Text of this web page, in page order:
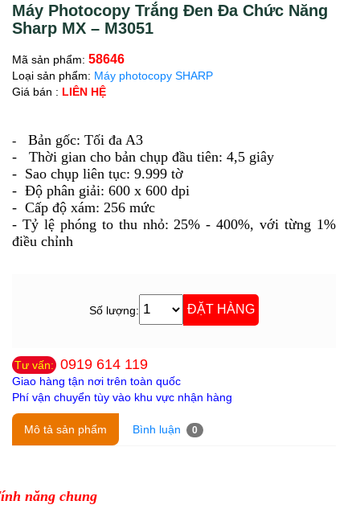
Máy Photocopy Trắng Đen Đa Chức Năng
Sharp MX – M3051
Mã sản phẩm: 58646
Loại sản phẩm: Máy photocopy SHARP
Giá bán : LIÊN HỆ
- Bản gốc: Tối đa A3
- Thời gian cho bản chụp đầu tiên: 4,5 giây
- Sao chụp liên tục: 9.999 tờ
- Độ phân giải: 600 x 600 dpi
- Cấp độ xám: 256 mức
- Tỷ lệ phóng to thu nhỏ: 25% - 400%, với từng 1%
điều chỉnh
Số lượng:
Tư vấn: 0919 614 119
Giao hàng tận nơi trên toàn quốc
Phí vận chuyển tùy vào khu vực nhận hàng
Mô tả sản phẩm Bình luận 0
năng chung